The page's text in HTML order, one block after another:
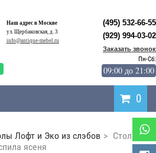
Наш адрес в Москве
ул. Щербаковская, д. 3
info@antique-mebel.ru
(495) 532-66-55
(929) 994-03-02
Заказать звонок
Пн-Сб:
09:00 до 21:00
0
Лофт и Эко из слэбов > Стол
ясеня